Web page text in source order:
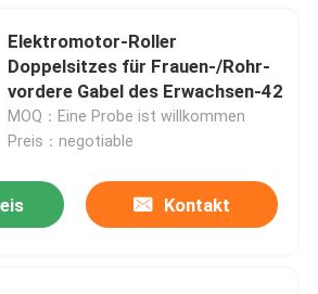
EWG
Roller
Fahrrad
Elektromotor-Roller
Doppelsitzes für Frauen-/Rohr-
vordere Gabel des Erwachsen-42
MOQ：Eine Probe ist willkommen
Preis：negotiable
Kontakt